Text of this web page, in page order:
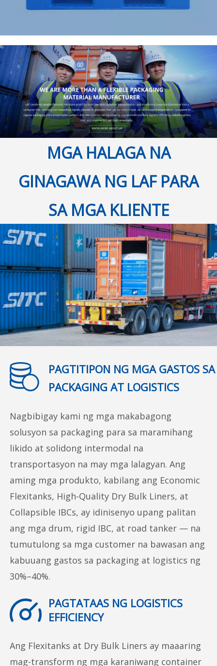
MGA HALAGA NA
GINAGAWA NG LAF PARA
SA MGA KLIENTE
PAGTITIPON NG MGA GASTOS SA
PACKAGING AT LOGISTICS
Nagbibigay kami ng mga makabagong
solusyon sa packaging para sa maramihang
likido at solidong intermodal na
transportasyon na may mga lalagyan. Ang
aming mga produkto, kabilang ang Economic
Flexitanks, High-Quality Dry Bulk Liners, at
Collapsible IBCs, ay idinisenyo upang palitan
ang mga drum, rigid IBC, at road tanker — na
tumutulong sa mga customer na bawasan ang
kabuuang gastos sa packaging at logistics ng
30%–40%.
PAGTATAAS NG LOGISTICS
EFFICIENCY
Ang Flexitanks at Dry Bulk Liners ay maaaring
mag-transform ng mga karaniwang container